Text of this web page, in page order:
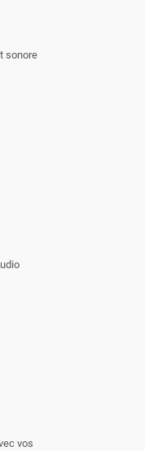
sonore
vos